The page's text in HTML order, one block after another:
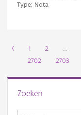
Type: Nota
‹ 1 2 …
2702
2703
Zoeken